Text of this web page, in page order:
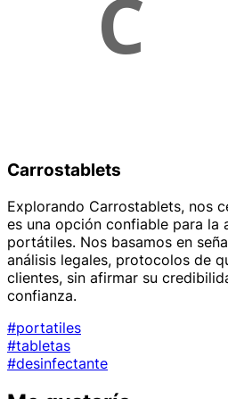
Carrostablets
Explorando Carrostablets, nos
es una opción confiable para la
portátiles. Nos basamos en
análisis legales, protocolos de
clientes, sin afirmar su
confianza.
#portatiles
#tabletas
#desinfectante